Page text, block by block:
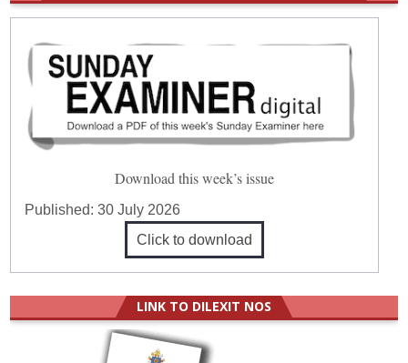
Download this week’s issue
Published:30 July 2026
Click to download
LINK TO DILEXIT NOS